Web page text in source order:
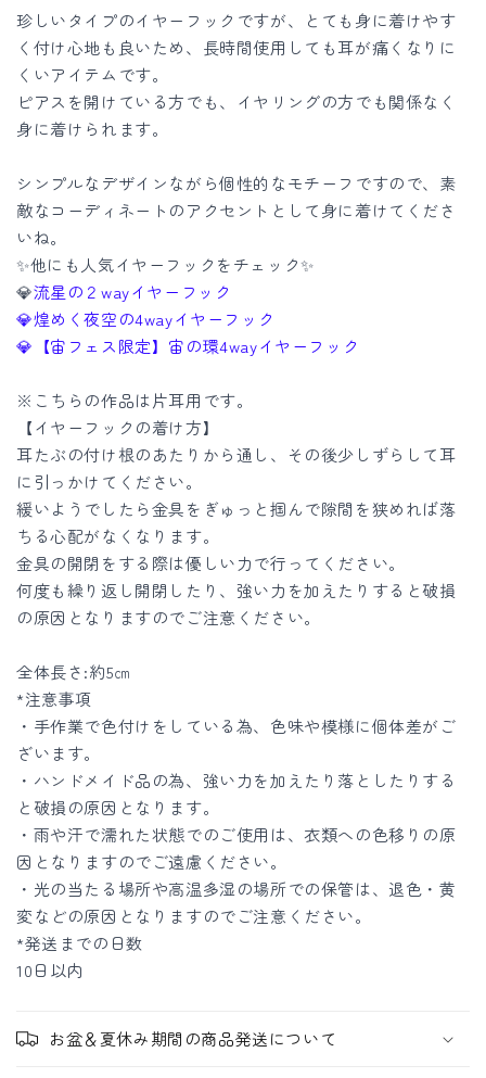
ッ
ク
の
数
量
減
ら
す
ッ
ク
の
数
量
を
増
す
珍しいタイプのイヤーフックですが、とても身に着けやす
く付け心地も良いため、長時間使用しても耳が痛くなりに
くいアイテムです。
ピアスを開けている方でも、イヤリングの方でも関係なく
身に着けられます。
シンプルなデザインながら個性的なモチーフですので、素
敵なコーディネートのアクセントとして身に着けてくださ
いね。
✨他にも人気イヤーフックをチェック✨
💎流星の２wayイヤーフック
💎煌めく夜空の4wayイヤーフック
💎 【宙フェス限定】宙の環4wayイヤーフック
※こちらの作品は片耳用です。
【イヤーフックの着け方】
耳たぶの付け根のあたりから通し、その後少しずらして耳
に引っかけてください。
緩いようでしたら金具をぎゅっと掴んで隙間を狭めれば落
ちる心配がなくなります。
金具の開閉をする際は優しい力で行ってください。
何度も繰り返し開閉したり、強い力を加えたりすると破損
の原因となりますのでご注意ください。
全体長さ:約5㎝
*注意事項
・手作業で色付けをしている為、色味や模様に個体差がご
ざいます。
・ハンドメイド品の為、強い力を加えたり落としたりする
と破損の原因となります。
・雨や汗で濡れた状態でのご使用は、衣類への色移りの原
因となりますのでご遠慮ください。
・光の当たる場所や高温多湿の場所での保管は、退色・黄
変などの原因となりますのでご注意ください。
*発送までの日数
10日以内
お盆＆夏休み期間の商品発送について